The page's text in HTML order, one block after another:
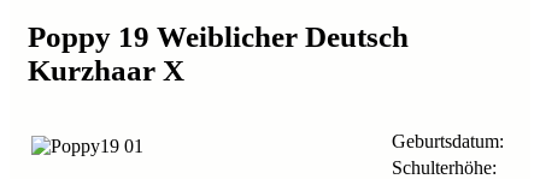
Poppy 19 Weiblicher Deutsch
Kurzhaar X
Geburtsdatum:
Schulterhöhe: